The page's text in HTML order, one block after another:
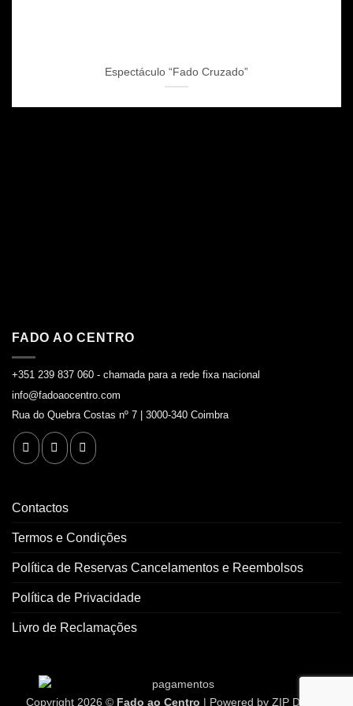
Espectáculo “Fado Cruzado”
FADO AO CENTRO
+351 239 837 060 - chamada para a rede fixa nacional
info@fadoaocentro.com
Rua do Quebra Costas nº 7 | 3000-340 Coimbra
Contactos
Termos e Condições
Política de Reservas Cancelamentos e Reembolsos
Política de Privacidade
Livro de Reclamações
Copyright 2026 © Fado ao Centro | Powered by ZIP Design